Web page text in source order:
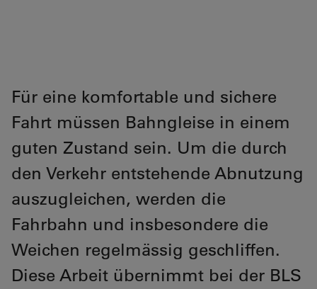
Für eine komfortable und sichere
Fahrt müssen Bahngleise in einem
guten Zustand sein. Um die durch
den Verkehr entstehende Abnutzung
auszugleichen, werden die
Fahrbahn und insbesondere die
Weichen regelmässig geschliffen.
Diese Arbeit übernimmt bei der BLS